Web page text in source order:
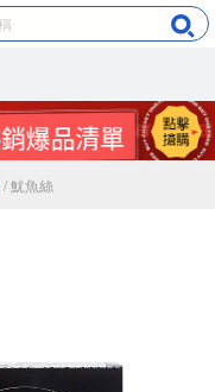
/ 魷魚絲